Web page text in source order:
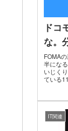
ドコ
な。
FOMA
半にな
いじく
ている
IT関連